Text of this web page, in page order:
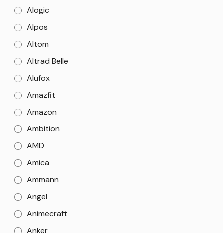
Alogic
Alpos
Altom
Altrad Belle
Alufox
Amazfit
Amazon
Ambition
AMD
Amica
Ammann
Angel
Animecraft
Anker